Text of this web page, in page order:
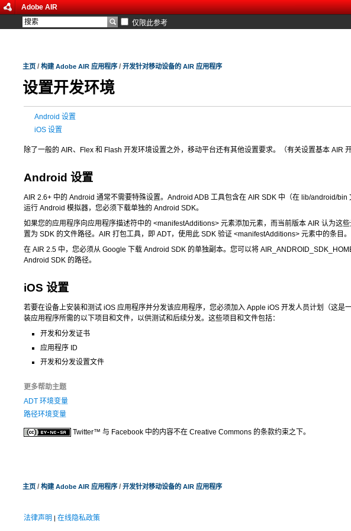
Adobe AIR
仅限此参考
主页 / 构建 Adobe AIR 应用程序/ 开发针对移动设备的 AIR 应用程序
设置开发环境
Android 设置
iOS 设置
除了一般的 AIR、Flex 和 Flash 开发环境设置之外，移动平台还有其他设置要求。（有关设置基本 AIR
Android 设置
AIR 2.6+ 中的 Android 通常不需要特殊设置。Android ADB 工具包含在 AIR SDK 中（在 lib/android/
运行 Android 模拟器，您必须下载单独的 Android SDK。
如果您的应用程序向应用程序描述符中的 <manifestAdditions> 元素添加元素，而当前版本 AIR 认为这
置为 SDK 的文件路径。AIR 打包工具，即 ADT，使用此 SDK 验证 <manifestAdditions> 元素中的条目。
在 AIR 2.5 中，您必须从 Google 下载 Android SDK 的单独副本。您可以将
Android SDK 的路径。
iOS 设置
若要在设备上安装和测试 iOS 应用程序并分发该应用程序，您必须加入 Apple iOS 开发人员计划（这
装应用程序所需的以下项目和文件，以供测试和后续分发。这些项目和文件包括：
开发和分发证书
应用程序 ID
开发和分发设置文件
更多帮助主题
ADT 环境变量
路径环境变量
Twitter™ 与 Facebook 中的内容不在 Creative Commons 的条款约束之下。
主页 / 构建 Adobe AIR 应用程序/ 开发针对移动设备的 AIR 应用程序
法律声明 | 在线隐私政策